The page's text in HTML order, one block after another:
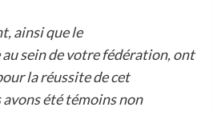
ainsi que le
sein de votre fédération, ont
la réussite de cet
été témoins non